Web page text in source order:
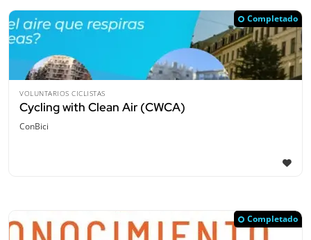
Completado
VOLUNTARIOS CICLISTAS
Cycling with Clean Air (CWCA)
ConBici
Completado